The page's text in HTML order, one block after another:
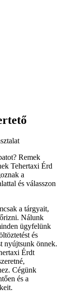
Remek
Tehertaxi Érd
a
és válasszon
a tárgyait,
Nálunk
ügyfelünk
és
nyújtsunk önnek.
Érdt
Cégünk
és a